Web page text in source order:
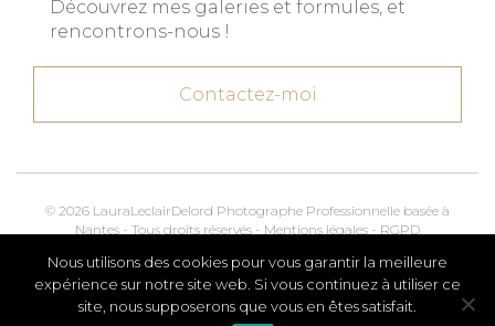
Découvrez mes galeries et formules, et
rencontrons-nous !
Contactez-moi
© 2026 LauraLeclairDelord Photographe Professionnelle basée à
Nantes - Tous droits réservés - Mentions légales - RGPD
Kroox.ioMarketing, Creative & Digital
Nous utilisons des cookies pour vous garantir la meilleure
expérience sur notre site web. Si vous continuez à utiliser ce
site, nous supposerons que vous en êtes satisfait.